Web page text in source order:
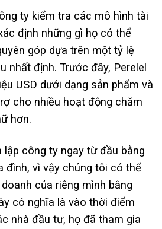
ty kiểm tra các mô hình tài
định những gì họ có thể
góp dựa trên một tỷ lệ
nhất định. Trước đây, Perelel
USD dưới dạng sản phẩm và
cho nhiều hoạt động chăm
hơn.
lập công ty ngay từ đầu bằng
đình, vì vậy chúng tôi có thể
của riêng mình bằng
có nghĩa là vào thời điểm
nhà đầu tư, họ đã tham gia